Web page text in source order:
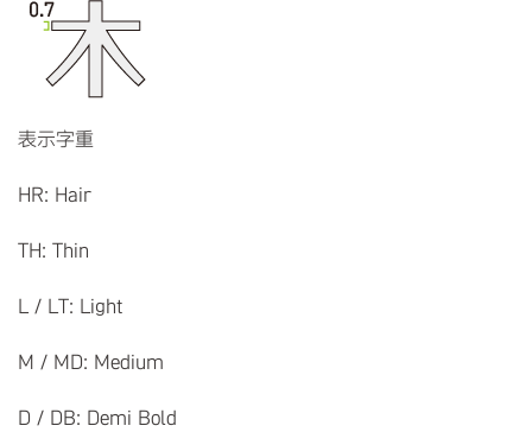
表示字重
HR: Hair
TH: Thin
L / LT: Light
M / MD: Medium
D / DB: Demi Bold